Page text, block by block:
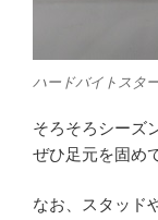
ハードバイトスタ
そろそろシーズ
ぜひ足元を固め
なお、スタッド